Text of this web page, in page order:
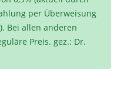
per Überweisung
Bei allen anderen
Preis. gez.: Dr.